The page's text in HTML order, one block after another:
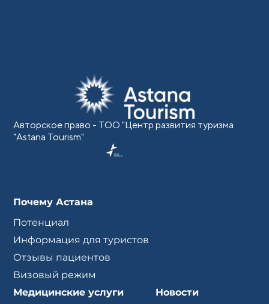
Авторское право - ТОО "Центр развития туризма
"Astana Tourism"
Почему Астана
Потенциал
Информация для туристов
Отзывы пациентов
Визовый режим
Медицинские услуги
Новости